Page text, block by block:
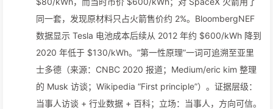
同一套，发现原材料只占火箭售价约 2%。BloombergNEF
数据显示 Tesla 电池成本后续从 2012 年约 $600/kWh 降到
2020 年低于 $130/kWh。”第一性原理”一词可追溯至亚里
士多德（来源：CNBC 2020 报道；Medium/eric kim 整理
的 Musk 访谈；Wikipedia “First principle”）。证据层级：
当事人访谈 + 行业数据 + 百科；立场：当事人，方向可信。